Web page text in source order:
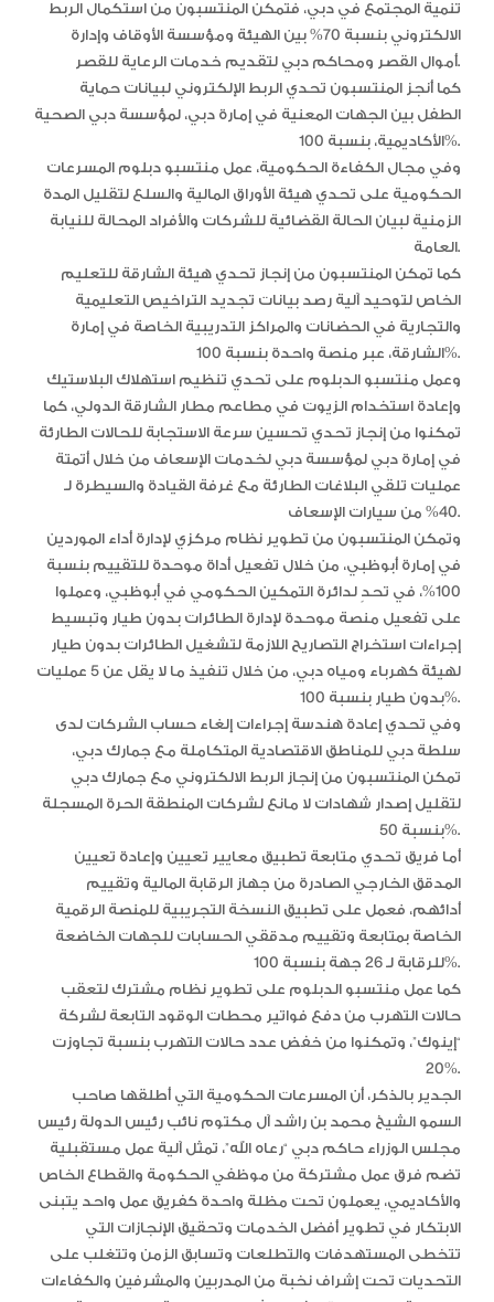
تنمية المجتمع في دبي، فتمكن المنتسبون من استكمال الربط
الالكتروني بنسبة 70% بين الهيئة ومؤسسة الأوقاف وإدارة
أموال القصر ومحاكم دبي لتقديم خدمات الرعاية للقصر.
كما أنجز المنتسبون تحدي الربط الإلكتروني لبيانات حماية
الطفل بين الجهات المعنية في إمارة دبي، لمؤسسة دبي الصحية
الأكاديمية، بنسبة 100%.
وفي مجال الكفاءة الحكومية، عمل منتسبو دبلوم المسرعات
الحكومية على تحدي هيئة الأوراق المالية والسلع لتقليل المدة
الزمنية لبيان الحالة القضائية للشركات والأفراد المحالة للنيابة
العامة.
كما تمكن المنتسبون من إنجاز تحدي هيئة الشارقة للتعليم
الخاص لتوحيد آلية رصد بيانات تجديد التراخيص التعليمية
والتجارية في الحضانات والمراكز التدريبية الخاصة في إمارة
الشارقة، عبر منصة واحدة بنسبة 100%.
وعمل منتسبو الدبلوم على تحدي تنظيم استهلاك البلاستيك
وإعادة استخدام الزيوت في مطاعم مطار الشارقة الدولي، كما
تمكنوا من إنجاز تحدي تحسين سرعة الاستجابة للحالات الطارئة
في إمارة دبي لمؤسسة دبي لخدمات الإسعاف من خلال أتمتة
عمليات تلقي البلاغات الطارئة مع غرفة القيادة والسيطرة لـ
40% من سيارات الإسعاف.
وتمكن المنتسبون من تطوير نظام مركزي لإدارة أداء الموردين
في إمارة أبوظبي، من خلال تفعيل أداة موحدة للتقييم بنسبة
100%، في تحدٍ لدائرة التمكين الحكومي في أبوظبي، وعملوا
على تفعيل منصة موحدة لإدارة الطائرات بدون طيار وتبسيط
إجراءات استخراج التصاريح اللازمة لتشغيل الطائرات بدون طيار
لهيئة كهرباء ومياه دبي، من خلال تنفيذ ما لا يقل عن 5 عمليات
بدون طيار بنسبة 100%.
وفي تحدي إعادة هندسة إجراءات إلغاء حساب الشركات لدى
سلطة دبي للمناطق الاقتصادية المتكاملة مع جمارك دبي،
تمكن المنتسبون من إنجاز الربط الالكتروني مع جمارك دبي
لتقليل إصدار شهادات لا مانع لشركات المنطقة الحرة المسجلة
بنسبة 50%.
أما فريق تحدي متابعة تطبيق معايير تعيين وإعادة تعيين
المدقق الخارجي الصادرة من جهاز الرقابة المالية وتقييم
أدائهم، فعمل على تطبيق النسخة التجريبية للمنصة الرقمية
الخاصة بمتابعة وتقييم مدققي الحسابات للجهات الخاضعة
للرقابة لـ 26 جهة بنسبة 100%.
كما عمل منتسبو الدبلوم على تطوير نظام مشترك لتعقب
حالات التهرب من دفع فواتير محطات الوقود التابعة لشركة
“إينوك”، وتمكنوا من خفض عدد حالات التهرب بنسبة تجاوزت
20%.
الجدير بالذكر، أن المسرعات الحكومية التي أطلقها صاحب
السمو الشيخ محمد بن راشد آل مكتوم نائب رئيس الدولة رئيس
مجلس الوزراء حاكم دبي “رعاه الله”، تمثل آلية عمل مستقبلية
تضم فرق عمل مشتركة من موظفي الحكومة والقطاع الخاص
والأكاديمي، يعملون تحت مظلة واحدة كفريق عمل واحد يتبنى
الابتكار في تطوير أفضل الخدمات وتحقيق الإنجازات التي
تتخطى المستهدفات والتطلعات وتسابق الزمن وتتغلب على
التحديات تحت إشراف نخبة من المدربين والمشرفين والكفاءات